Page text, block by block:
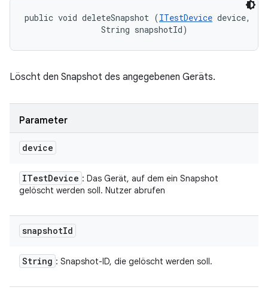
public void deleteSnapshot (ITestDevice device,
                String snapshotId)
Löscht den Snapshot des angegebenen Geräts.
Parameter
device
ITestDevice : Das Gerät, auf dem ein Snapshot
gelöscht werden soll. Nutzer abrufen
snapshotId
String : Snapshot-ID, die gelöscht werden soll.